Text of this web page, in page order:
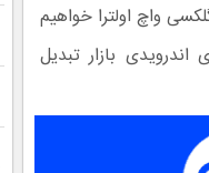
واچ اولترا خواهیم
بازار تبدیل